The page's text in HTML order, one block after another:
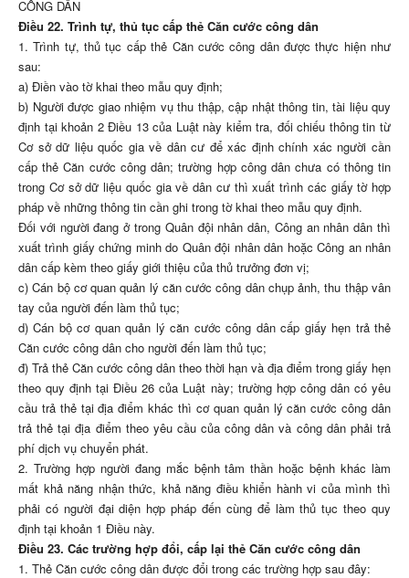
CÔNG DÂN
Điều 22. Trình tự, thủ tục cấp thẻ Căn cước công dân
1. Trình tự, thủ tục cấp thẻ Căn cước công dân được thực hiện như
sau:
a) Điền vào tờ khai theo mẫu quy định;
b) Người được giao nhiệm vụ thu thập, cập nhật thông tin, tài liệu quy
định tại khoản 2 Điều 13 của Luật này kiểm tra, đối chiếu thông tin từ
Cơ sở dữ liệu quốc gia về dân cư để xác định chính xác người cần
cấp thẻ Căn cước công dân; trường hợp công dân chưa có thông tin
trong Cơ sở dữ liệu quốc gia về dân cư thì xuất trình các giấy tờ hợp
pháp về những thông tin cần ghi trong tờ khai theo mẫu quy định.
Đối với người đang ở trong Quân đội nhân dân, Công an nhân dân thì
xuất trình giấy chứng minh do Quân đội nhân dân hoặc Công an nhân
dân cấp kèm theo giấy giới thiệu của thủ trưởng đơn vị;
c) Cán bộ cơ quan quản lý căn cước công dân chụp ảnh, thu thập vân
tay của người đến làm thủ tục;
d) Cán bộ cơ quan quản lý căn cước công dân cấp giấy hẹn trả thẻ
Căn cước công dân cho người đến làm thủ tục;
đ) Trả thẻ Căn cước công dân theo thời hạn và địa điểm trong giấy hẹn
theo quy định tại Điều 26 của Luật này; trường hợp công dân có yêu
cầu trả thẻ tại địa điểm khác thì cơ quan quản lý căn cước công dân
trả thẻ tại địa điểm theo yêu cầu của công dân và công dân phải trả
phí dịch vụ chuyển phát.
2. Trường hợp người đang mắc bệnh tâm thần hoặc bệnh khác làm
mất khả năng nhận thức, khả năng điều khiển hành vi của mình thì
phải có người đại diện hợp pháp đến cùng để làm thủ tục theo quy
định tại khoản 1 Điều này.
Điều 23. Các trường hợp đổi, cấp lại thẻ Căn cước công dân
1. Thẻ Căn cước công dân được đổi trong các trường hợp sau đây: